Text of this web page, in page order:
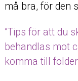
må bra, för den
”Tips för att du
behandlas mot
komma till